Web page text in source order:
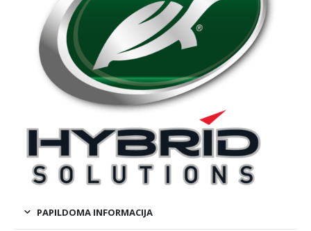
PAPILDOMA INFORMACIJA